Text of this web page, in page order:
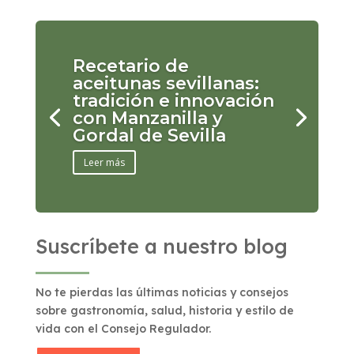
Recetario de
aceitunas sevillanas:
tradición e innovación
con Manzanilla y
Gordal de Sevilla
Leer más
Suscríbete a nuestro blog
No te pierdas las últimas noticias y consejos
sobre gastronomía, salud, historia y estilo de
vida con el Consejo Regulador.